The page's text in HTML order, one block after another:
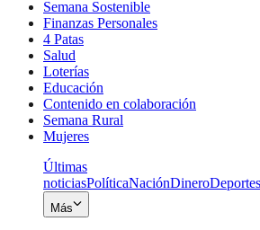
Semana Sostenible
Finanzas Personales
4 Patas
Salud
Loterías
Educación
Contenido en colaboración
Semana Rural
Mujeres
Últimas
noticiasPolíticaNaciónDineroDeportes
Más